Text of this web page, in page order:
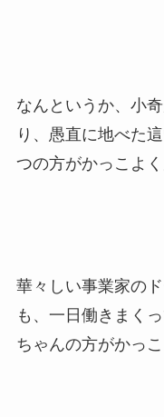
なんというか、小
り、愚直に地べた
つの方がかっこよ
華々しい事業家の
も、一日働きまく
ちゃんの方がかっ